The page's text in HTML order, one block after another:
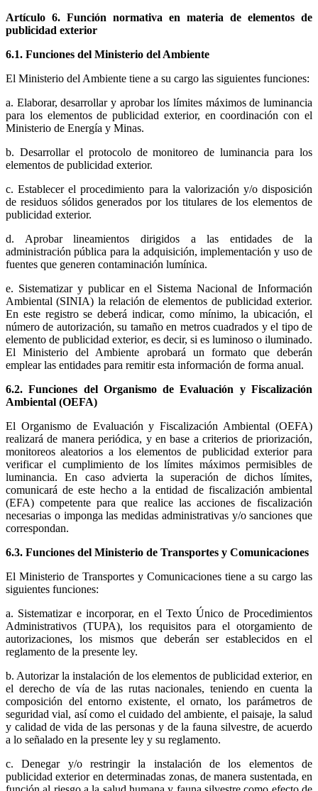
Artículo 6. Función normativa en materia de elementos de
publicidad exterior
6.1. Funciones del Ministerio del Ambiente
El Ministerio del Ambiente tiene a su cargo las siguientes funciones:
a. Elaborar, desarrollar y aprobar los límites máximos de luminancia
para los elementos de publicidad exterior, en coordinación con el
Ministerio de Energía y Minas.
b. Desarrollar el protocolo de monitoreo de luminancia para los
elementos de publicidad exterior.
c. Establecer el procedimiento para la valorización y/o disposición
de residuos sólidos generados por los titulares de los elementos de
publicidad exterior.
d. Aprobar lineamientos dirigidos a las entidades de la
administración pública para la adquisición, implementación y uso de
fuentes que generen contaminación lumínica.
e. Sistematizar y publicar en el Sistema Nacional de Información
Ambiental (SINIA) la relación de elementos de publicidad exterior.
En este registro se deberá indicar, como mínimo, la ubicación, el
número de autorización, su tamaño en metros cuadrados y el tipo de
elemento de publicidad exterior, es decir, si es luminoso o iluminado.
El Ministerio del Ambiente aprobará un formato que deberán
emplear las entidades para remitir esta información de forma anual.
6.2. Funciones del Organismo de Evaluación y Fiscalización
Ambiental (OEFA)
El Organismo de Evaluación y Fiscalización Ambiental (OEFA)
realizará de manera periódica, y en base a criterios de priorización,
monitoreos aleatorios a los elementos de publicidad exterior para
verificar el cumplimiento de los límites máximos permisibles de
luminancia. En caso advierta la superación de dichos límites,
comunicará de este hecho a la entidad de fiscalización ambiental
(EFA) competente para que realice las acciones de fiscalización
necesarias o imponga las medidas administrativas y/o sanciones que
correspondan.
6.3. Funciones del Ministerio de Transportes y Comunicaciones
El Ministerio de Transportes y Comunicaciones tiene a su cargo las
siguientes funciones:
a. Sistematizar e incorporar, en el Texto Único de Procedimientos
Administrativos (TUPA), los requisitos para el otorgamiento de
autorizaciones, los mismos que deberán ser establecidos en el
reglamento de la presente ley.
b. Autorizar la instalación de los elementos de publicidad exterior, en
el derecho de vía de las rutas nacionales, teniendo en cuenta la
composición del entorno existente, el ornato, los parámetros de
seguridad vial, así como el cuidado del ambiente, el paisaje, la salud
y calidad de vida de las personas y de la fauna silvestre, de acuerdo
a lo señalado en la presente ley y su reglamento.
c. Denegar y/o restringir la instalación de los elementos de
publicidad exterior en determinadas zonas, de manera sustentada, en